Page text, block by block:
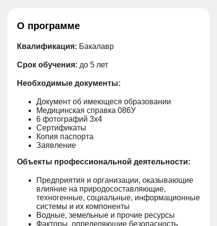
О программе
Квалификация: Бакалавр
Срок обучения: до 5 лет
Необходимые документы:
Документ об имеющеся образовании
Медицинская справка 086У
6 фотографий 3х4
Сертификаты
Копия паспорта
Заявление
Объекты профессиональной деятельности:
Предприятия и организации, оказывающие
влияние на природосоставляющие,
техногенные, социальные, информационные
системы и их компоненты
Водные, земельные и прочие ресурсы
Факторы, определяющие безопасность